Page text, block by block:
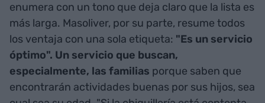
enumera con un tono que deja claro que la lista es
más larga. Masoliver, por su parte, resume todos
los ventaja con una sola etiqueta: "Es un servicio
óptimo". Un servicio que buscan,
especialmente, las familias porque saben que
encontrarán actividades buenas por sus hijos, sea